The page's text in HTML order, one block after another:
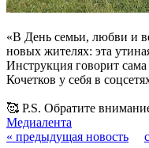
«В День семьи, любви и
новых жителях: эта
Инструкция говорит
Кочетков у себя в
🥰 P.S. Обратите
Медиалента
« предыдущая новость